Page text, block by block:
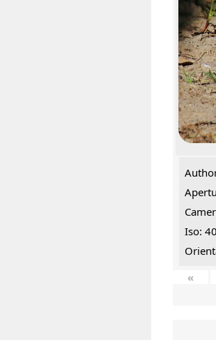
Iso:
«